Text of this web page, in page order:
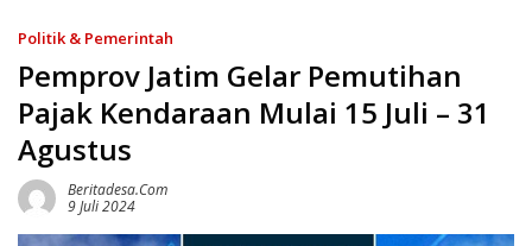
Politik & Pemerintah
Pemprov Jatim Gelar Pemutihan
Pajak Kendaraan Mulai 15 Juli – 31
Agustus
Beritadesa.com
9 Juli 2024